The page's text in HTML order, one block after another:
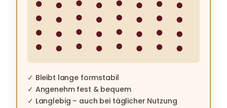
✓ Bleibt lange formstabil
✓ Angenehm fest & bequem
✓ Langlebig – auch bei täglicher Nutzung